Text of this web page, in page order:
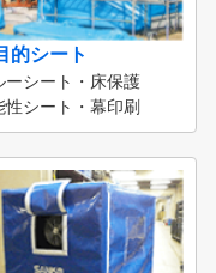
的シート
ーシート・床保護
性シート・幕印刷